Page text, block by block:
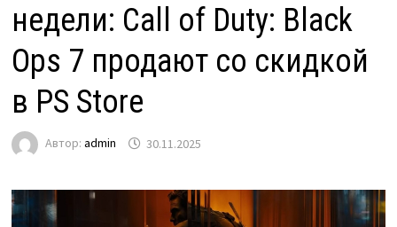
недели: Call of Duty: Black
Ops 7 продают со скидкой
в PS Store
Автор: admin 30.11.2025